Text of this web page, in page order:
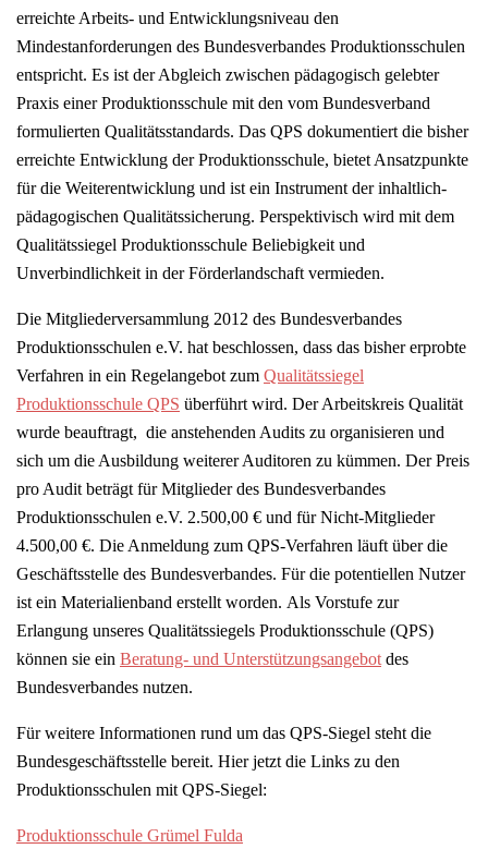
erreichte Arbeits- und Entwicklungsniveau den
Mindestanforderungen des Bundesverbandes Produktionsschulen
entspricht. Es ist der Abgleich zwischen pädagogisch gelebter
Praxis einer Produktionsschule mit den vom Bundesverband
formulierten Qualitätsstandards. Das QPS dokumentiert die bisher
erreichte Entwicklung der Produktionsschule, bietet Ansatzpunkte
für die Weiterentwicklung und ist ein Instrument der inhaltlich-
pädagogischen Qualitätssicherung. Perspektivisch wird mit dem
Qualitätssiegel Produktionsschule Beliebigkeit und
Unverbindlichkeit in der Förderlandschaft vermieden.
Die Mitgliederversammlung 2012 des Bundesverbandes
Produktionsschulen e.V. hat beschlossen, dass das bisher erprobte
Verfahren in ein Regelangebot zum Qualitätssiegel
Produktionsschule QPS überführt wird. Der Arbeitskreis Qualität
wurde beauftragt, die anstehenden Audits zu organisieren und
sich um die Ausbildung weiterer Auditoren zu kümmen. Der Preis
pro Audit beträgt für Mitglieder des Bundesverbandes
Produktionsschulen e.V. 2.500,00 € und für Nicht-Mitglieder
4.500,00 €. Die Anmeldung zum QPS-Verfahren läuft über die
Geschäftsstelle des Bundesverbandes. Für die potentiellen Nutzer
ist ein Materialienband erstellt worden. Als Vorstufe zur
Erlangung unseres Qualitätssiegels Produktionsschule (QPS)
können sie ein Beratung- und Unterstützungsangebot des
Bundesverbandes nutzen.
Für weitere Informationen rund um das QPS-Siegel steht die
Bundesgeschäftsstelle bereit. Hier jetzt die Links zu den
Produktionsschulen mit QPS-Siegel:
Produktionsschule Grümel Fulda